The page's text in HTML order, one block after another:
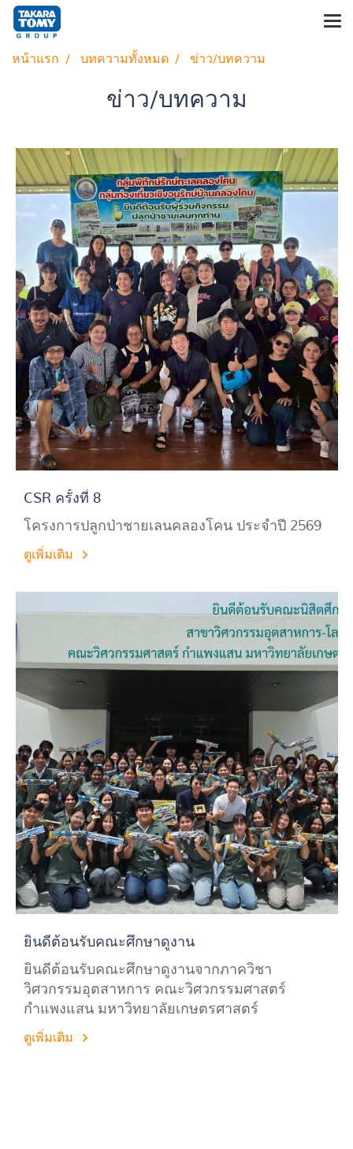
หน้าแรก บทความทั้งหมด ข่าว/บทความ
ข่าว/บทความ
CSR ครั้งที่ 8
โครงการปลูกป่าชายเลนคลองโคน ประจำปี 2569
ดูเพิ่มเติม
ยินดีต้อนรับคณะศึกษาดูงาน
ยินดีต้อนรับคณะศึกษาดูงานจากภาควิชา
วิศวกรรมอุตสาหการ คณะวิศวกรรมศาสตร์
กำแพงแสน มหาวิทยาลัยเกษตรศาสตร์
ดูเพิ่มเติม